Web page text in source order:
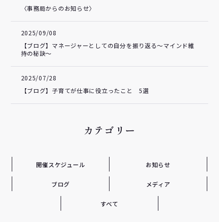
〈事務局からのお知らせ〉
2025/09/08
【ブログ】マネージャーとしての自分を振り返る～マインド維
持の秘訣～
2025/07/28
【ブログ】子育てが仕事に役立ったこと 5選
カテゴリー
開催スケジュール お知らせ
ブログ メディア
すべて